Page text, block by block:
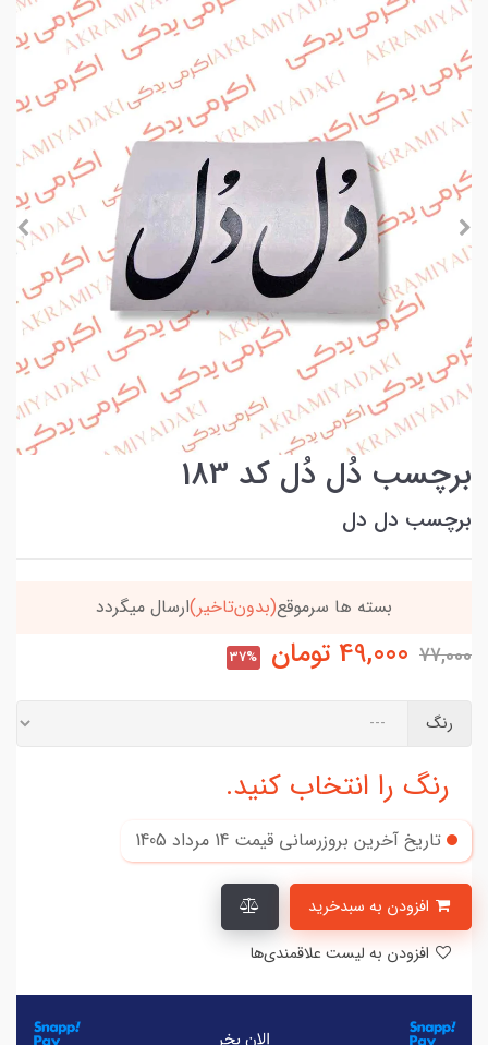
برچسب دُل دُل کد 183
برچسب دل دل
بسته ها سرموقع(بدون‌تاخیر)ارسال میگردد
77,000
49,000 تومان 37%
رنگ
رنگ را انتخاب کنید.
تاریخ آخرین بروزرسانی قیمت 14 مرداد 1405